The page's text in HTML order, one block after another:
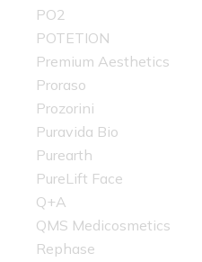
PO2
POTETION
Premium Aesthetics
Proraso
Prozorini
Puravida Bio
Purearth
PureLift Face
Q+A
QMS Medicosmetics
Rephase